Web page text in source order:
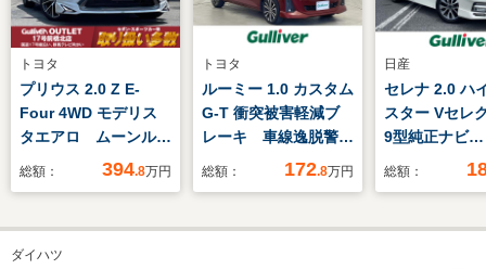
トヨタ
プリウス 2.0 Z E-
Four 4WD モデリス
タエアロ ムーンルー
フ 純正ナビ
ドルヒーター シート
エアコン ブラインド
総額： 394.8万円
トヨタ
ルーミー 1.0 カスタム
G-T 衝突被害軽減ブ
レーキ 車線逸脱警報
機能 アダプティブク
ブレーキ LEDヘッド
総額： 172.8万円
日産
セレナ 2.0 ハ
スター Vセレ
9型純正ナビ
MM517D-L
スラ ETC
総額：
ダイハツ